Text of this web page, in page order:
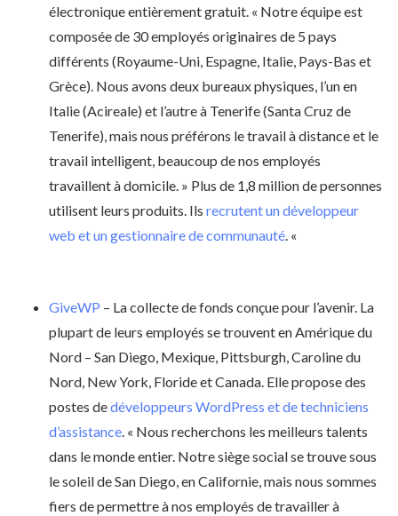
électronique entièrement gratuit. « Notre équipe est
composée de 30 employés originaires de 5 pays
différents (Royaume-Uni, Espagne, Italie, Pays-Bas et
Grèce). Nous avons deux bureaux physiques, l’un en
Italie (Acireale) et l’autre à Tenerife (Santa Cruz de
Tenerife), mais nous préférons le travail à distance et le
travail intelligent, beaucoup de nos employés
travaillent à domicile. » Plus de 1,8 million de personnes
utilisent leurs produits. Ils recrutent un développeur
web et un gestionnaire de communauté . «
GiveWP – La collecte de fonds conçue pour l’avenir. La
plupart de leurs employés se trouvent en Amérique du
Nord – San Diego, Mexique, Pittsburgh, Caroline du
Nord, New York, Floride et Canada. Elle propose des
postes dedéveloppeurs WordPress et de techniciens
d’assistance. « Nous recherchons les meilleurs talents
dans le monde entier. Notre siège social se trouve sous
le soleil de San Diego, en Californie, mais nous sommes
fiers de permettre à nos employés de travailler à